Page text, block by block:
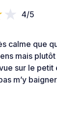
4/5
calme que
mais
sur le
m’y